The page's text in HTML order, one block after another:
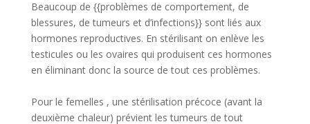
Beaucoup de {{problèmes de comportement, de
blessures, de tumeurs et d’infections}} sont liés aux
hormones reproductives. En stérilisant on enlève les
testicules ou les ovaires qui produisent ces hormones
en éliminant donc la source de tout ces problèmes.
Pour le femelles , une stérilisation précoce (avant la
deuxième chaleur) prévient les tumeurs de tout